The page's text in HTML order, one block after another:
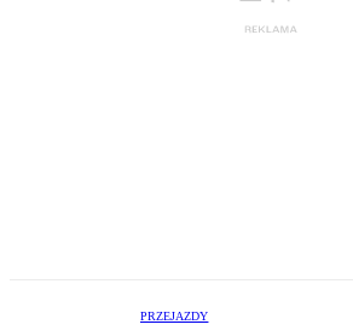
PRZEJAZDY